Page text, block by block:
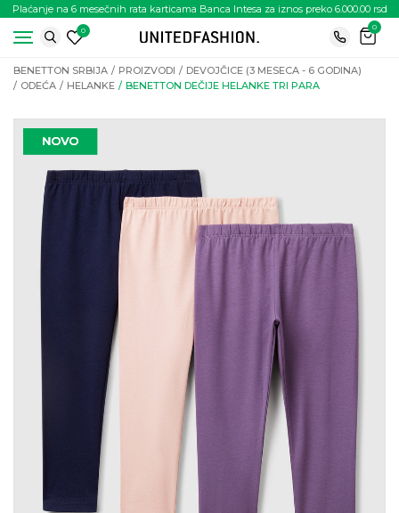
Plaćanje na 6 mesečnih rata karticama Banca Intesa za iznos preko 6.000.00 rsd
0
0
BENETTON SRBIJA PROIZVODI
DEVOJČICE (3 MESECA - 6 GODINA)
ODEĆA
HELANKE BENETTON DEČIJE HELANKE TRI PARA